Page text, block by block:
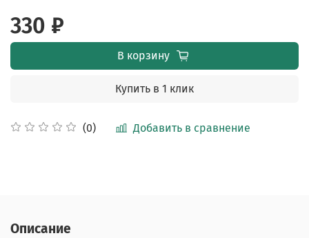
(0) Добавить в сравнение
330 ₽
В корзину
Купить в 1 клик
Описание